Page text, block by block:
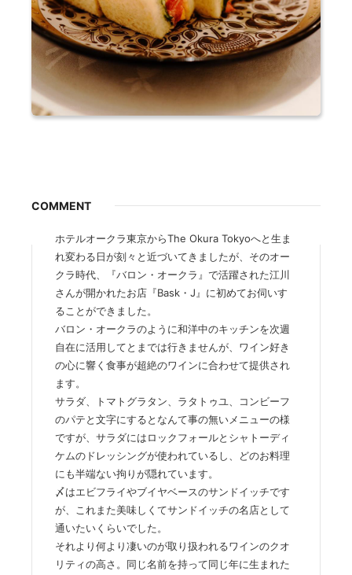
COMMENT
ホテルオークラ東京からThe Okura Tokyoへと生ま
れ変わる日が刻々と近づいてきましたが、そのオー
クラ時代、『バロン・オークラ』で活躍された江川
さんが開かれたお店『Bask・J』に初めてお伺いす
ることができました。
バロン・オークラのように和洋中のキッチンを次週
自在に活用してとまでは行きませんが、ワイン好き
の心に響く食事が超絶のワインに合わせて提供され
ます。
サラダ、トマトグラタン、ラタトゥユ、コンビーフ
のパテと文字にするとなんて事の無いメニューの様
ですが、サラダにはロックフォールとシャトーディ
ケムのドレッシングが使われているし、どのお料理
にも半端ない拘りが隠れています。
〆はエビフライやブイヤベースのサンドイッチです
が、これまた美味しくてサンドイッチの名店として
通いたいくらいでした。
それより何より凄いのが取り扱われるワインのクオ
リティの高さ。同じ名前を持って同じ年に生まれた